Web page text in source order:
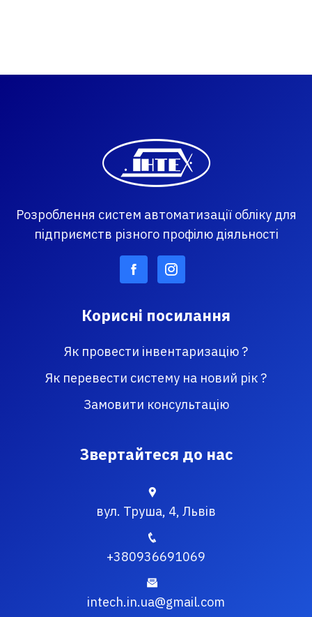
Розроблення систем автоматизації обліку для
підприємств різного профілю діяльності
Корисні посилання
Як провести інвентаризацію ?
Як перевести систему на новий рік ?
Замовити консультацію
Звертайтеся до нас
вул. Труша, 4, Львів
+380936691069
intech.in.ua@gmail.com